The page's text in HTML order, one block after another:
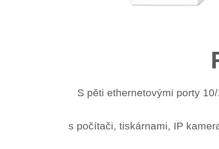
S pěti ethernetovými porty
s počítači, tiskárnami, IP